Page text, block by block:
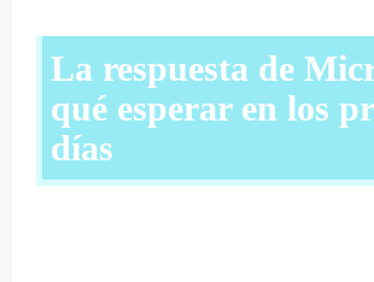
La respuesta de
qué esperar en los
días